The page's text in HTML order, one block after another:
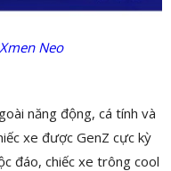
Neo
năng động, cá tính và
xe được GenZ cực kỳ
đáo, chiếc xe trông cool